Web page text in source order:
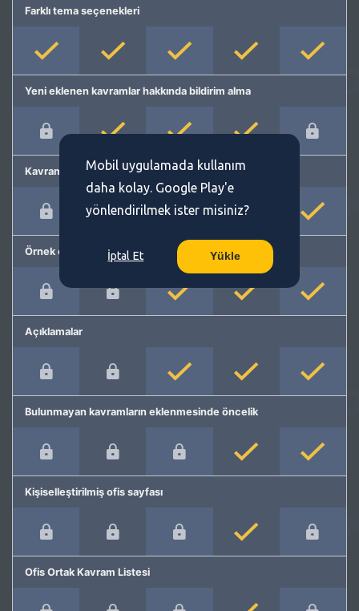
Farklı tema seçenekleri
Yeni eklenen kavramlar hakkında bildirim alma
Kavram önerme
Örnek cümleler
Açıklamalar
Bulunmayan kavramların eklenmesinde öncelik
Kişiselleştirilmiş ofis sayfası
Ofis Ortak Kavram Listesi
Mobil uygulamada kullanım
daha kolay. Google Play'e
yönlendirilmek ister misiniz?
İptal Et Yükle